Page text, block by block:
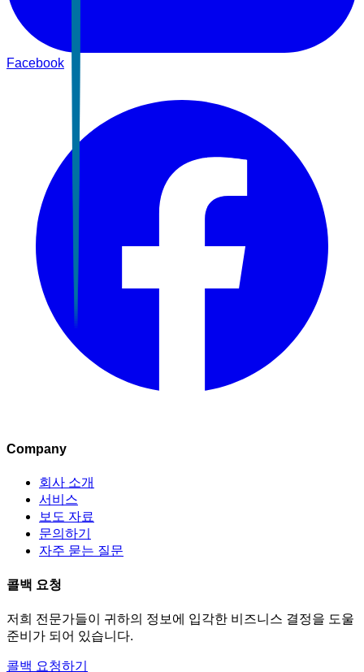
Facebook
Company
회사 소개
서비스
보도 자료
문의하기
자주 묻는 질문
콜백 요청
저희 전문가들이 귀하의 정보에 입각한 비즈니스 결정을 도울
준비가 되어 있습니다.
콜백 요청하기